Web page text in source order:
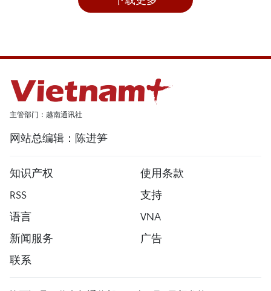
主管部门：越南通讯社
网站总编辑：陈进笋
知识产权
使用条款
RSS
支持
语言
VNA
新闻服务
广告
联系